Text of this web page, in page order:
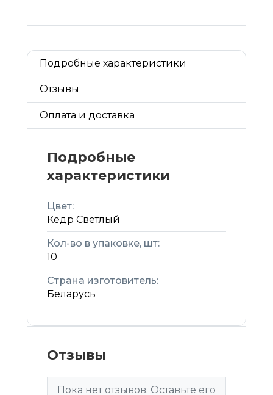
Подробные характеристики
Отзывы
Оплата и доставка
Подробные
характеристики
Цвет:
Кедр Светлый
Кол-во в упаковке, шт:
10
Страна изготовитель:
Беларусь
Отзывы
Пока нет отзывов. Оставьте его